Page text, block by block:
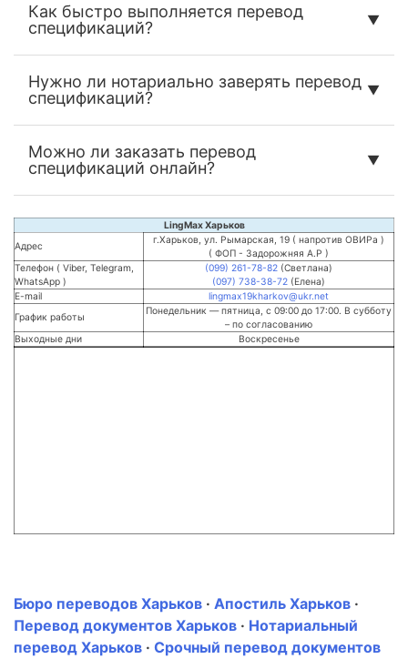
Как быстро выполняется перевод
спецификаций?
Нужно ли нотариально заверять перевод
спецификаций?
Можно ли заказать перевод
спецификаций онлайн?
LingMax Харьков
Адрес
г.Харьков, ул. Рымарская, 19 ( напротив ОВИРа )
( ФОП - Задорожняя А.Р )
Телефон ( Viber, Telegram,
WhatsApp )
(099) 261-78-82 (Светлана)
(097) 738-38-72 (Елена)
E-mail
lingmax19kharkov@ukr.net
График работы
Понедельник — пятница, с 09:00 до 17:00. В субботу
– по согласованию
Выходные дни
Воскресенье
Бюро переводов Харьков · Апостиль Харьков ·
Перевод документов Харьков · Нотариальный
перевод Харьков · Срочный перевод документов